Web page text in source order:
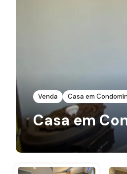
Venda Casa em
Casa em